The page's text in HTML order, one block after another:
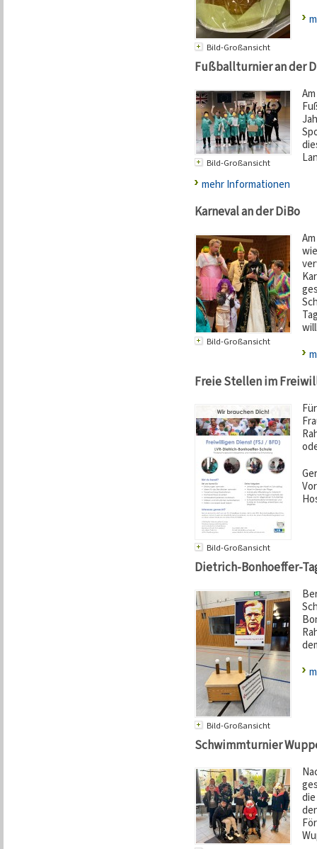
Bild-Großansicht
Fußballturnier an der
Bild-Großansicht
mehr Informationen
Karneval an der DiBo
Bild-Großansicht
Freie Stellen im
Bild-Großansicht
Dietrich-Bonhoeffer-
Bild-Großansicht
Schwimmturnier